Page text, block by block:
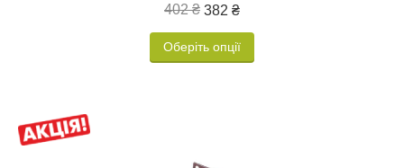
402 ₴ 382 ₴
Оберіть опції